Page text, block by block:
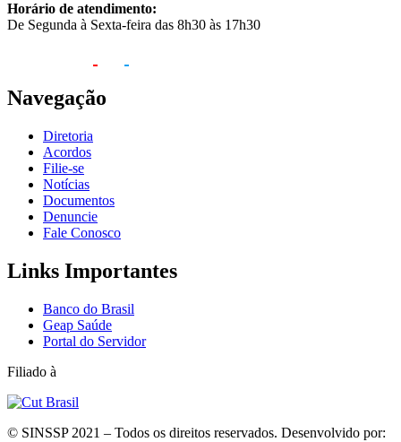
Horário de atendimento:
De Segunda à Sexta-feira das 8h30 às 17h30
Navegação
Diretoria
Acordos
Filie-se
Notícias
Documentos
Denuncie
Fale Conosco
Links Importantes
Banco do Brasil
Geap Saúde
Portal do Servidor
Filiado à
© SINSSP 2021 – Todos os direitos reservados. Desenvolvido por: